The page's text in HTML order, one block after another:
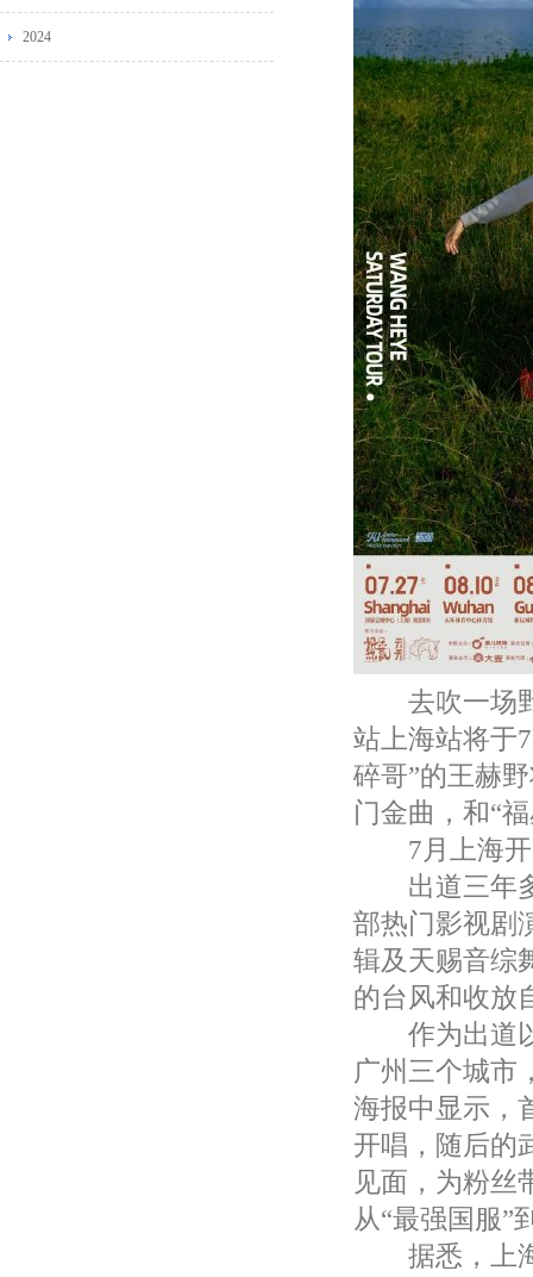
2024
去吹一场野
站上海站将于
碎哥”的王赫
门金曲，和“
7月上海开
出道三年多
部热门影视剧
辑及天赐音综
的台风和收放
作为出道以
广州三个城市
海报中显示，
开唱，随后的
见面，为粉丝
从“最强国服”
据悉，上海